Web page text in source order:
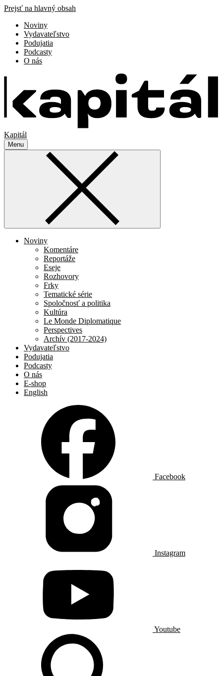
Prejsť na hlavný obsah
Noviny
Vydavateľstvo
Podujatia
Podcasty
O nás
Kapitál
Menu
Noviny
Komentáre
Reportáže
Eseje
Rozhovory
Frky
Tematické série
Spoločnosť a politika
Kultúra
Le Monde Diplomatique
Perspectives
Archív (2017-2024)
Vydavateľstvo
Podujatia
Podcasty
O nás
E-shop
English
Facebook
Instagram
Youtube